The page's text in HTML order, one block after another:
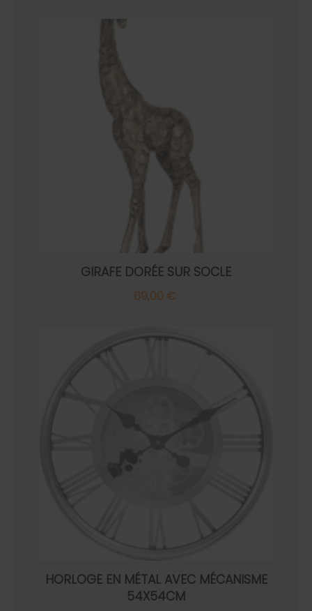
GIRAFE DORÉE SUR SOCLE
69,00 €
HORLOGE EN MÉTAL AVEC MÉCANISME
54X54CM